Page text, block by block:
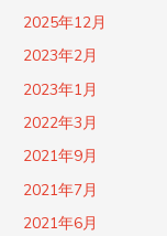
2025年12月
2023年2月
2023年1月
2022年3月
2021年9月
2021年7月
2021年6月